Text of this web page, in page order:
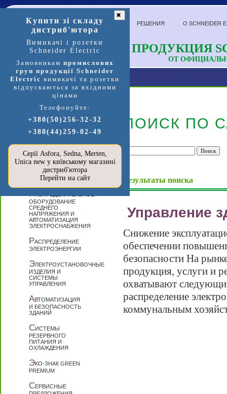
ПРОДУКЦИЯ
ОТ
РЕШЕНИЯ О SCHNEIDER
П
ЕРЕЙТИ В
МАГАЗИН
SCHNEIDER
ELECTRIC »»»
ВТОМАТИЗАЦИЯ
И УПРАВЛЕНИЕ
ОБОРУДОВАНИЕ
СРЕДНЕГО
НАПРЯЖЕНИЯ И
АВТОМАТИЗАЦИЯ
ЭЛЕКТРОСНАБЖЕНИЯ
РАСПРЕДЕЛЕНИЕ
ЭЛЕКТРОЭНЕРГИИ
ЭЛЕКТРОУСТАНОВОЧНЫЕ
ИЗДЕЛИЯ И
СИСТЕМЫ
УПРАВЛЕНИЯ
АВТОМАТИЗАЦИЯ
И БЕЗОПАСНОСТЬ
ЗДАНИЙ
СИСТЕМЫ
РЕЗЕРВНОГО
ПИТАНИЯ И
ОХЛАЖДЕНИЯ
ЭКО-ЗНАК GREEN
PREMIUM
СЕРВИСНЫЕ
ПОИСК ПО
Результаты поиска
Управление
Снижение
обеспечении
безопасности На
продукция, услуги и
охватывают
распределение
коммунальным
Купити зі складу
дистриб'ютора
Вимикачі і розетки
Schneider Electric
Замовникам промислових
груп продукції Schneider
Electric вимикачі та розетки
відпускаються за вхідними
цінами
Телефонуйте:
+380(50)256-32-32
+380(44)259-02-49
Серії Asfora, Sedna, Merten,
Unica new у київському магазині
дистриб'ютора
Перейти на сайт
✖